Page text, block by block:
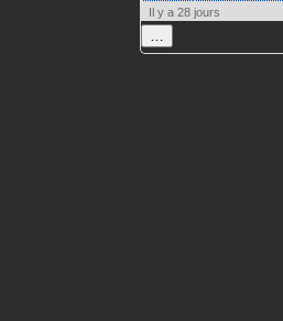
Il y a 28 jours